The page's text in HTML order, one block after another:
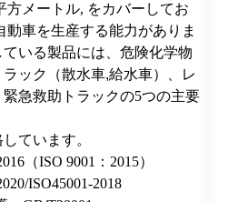
方メートル, をカバーしてお
動車を生産する能力がありま
いる製品には、危険化学物
ック（散水車,給水車）、レ
急救助トラックの5つの主要
ています。
（ISO 9001：2015）
ISO45001-2018